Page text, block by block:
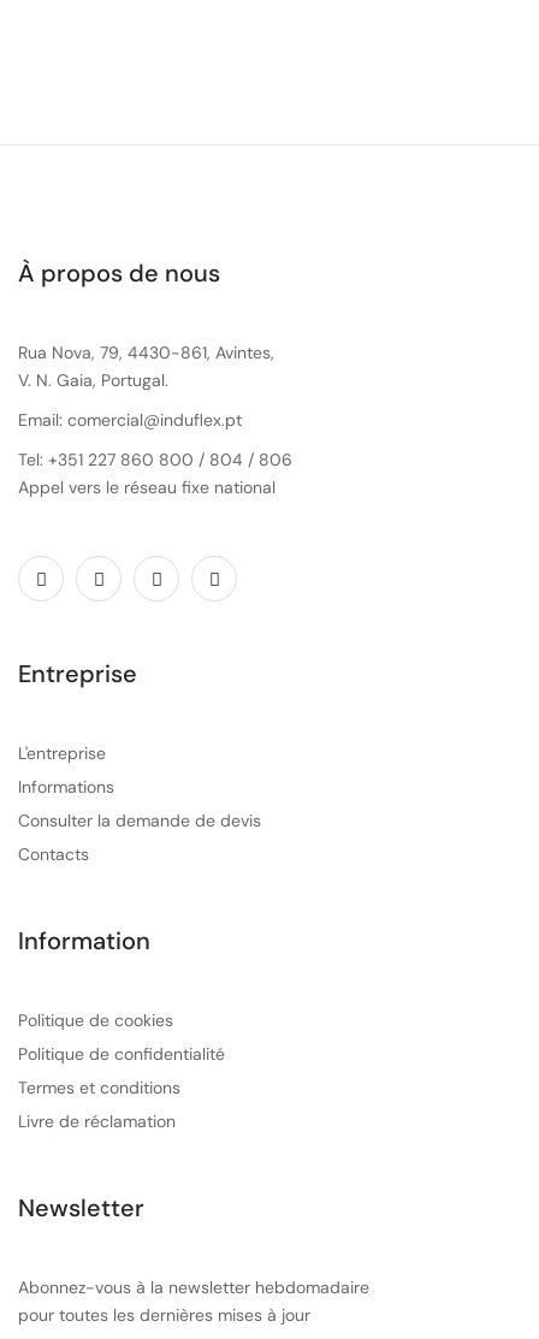
À propos de nous
Rua Nova, 79, 4430-861, Avintes,
V. N. Gaia, Portugal.
Email: comercial@induflex.pt
Tel: +351 227 860 800 / 804 / 806
Appel vers le réseau fixe national
Entreprise
L'entreprise
Informations
Consulter la demande de devis
Contacts
Information
Politique de cookies
Politique de confidentialité
Termes et conditions
Livre de réclamation
Newsletter
Abonnez-vous à la newsletter hebdomadaire
pour toutes les dernières mises à jour